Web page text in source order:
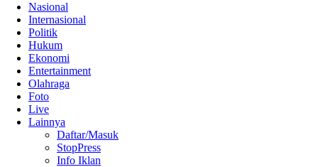
Nasional
Internasional
Politik
Hukum
Ekonomi
Entertainment
Olahraga
Foto
Live
Lainnya
Daftar/Masuk
StopPress
Info Iklan